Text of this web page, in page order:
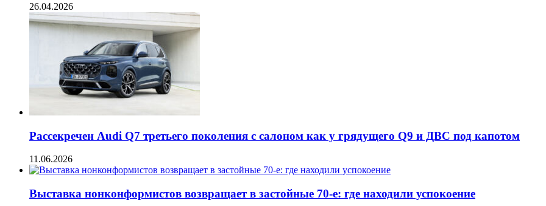
26.04.2026
Рассекречен Audi Q7 третьего поколения с салоном как у грядущего Q9 и ДВС под капотом
11.06.2026
Выставка нонконформистов возвращает в застойные 70-е: где находили успокоение